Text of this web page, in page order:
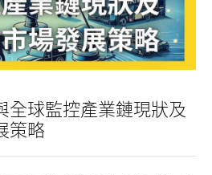
全球監控產業鏈現狀及
策略